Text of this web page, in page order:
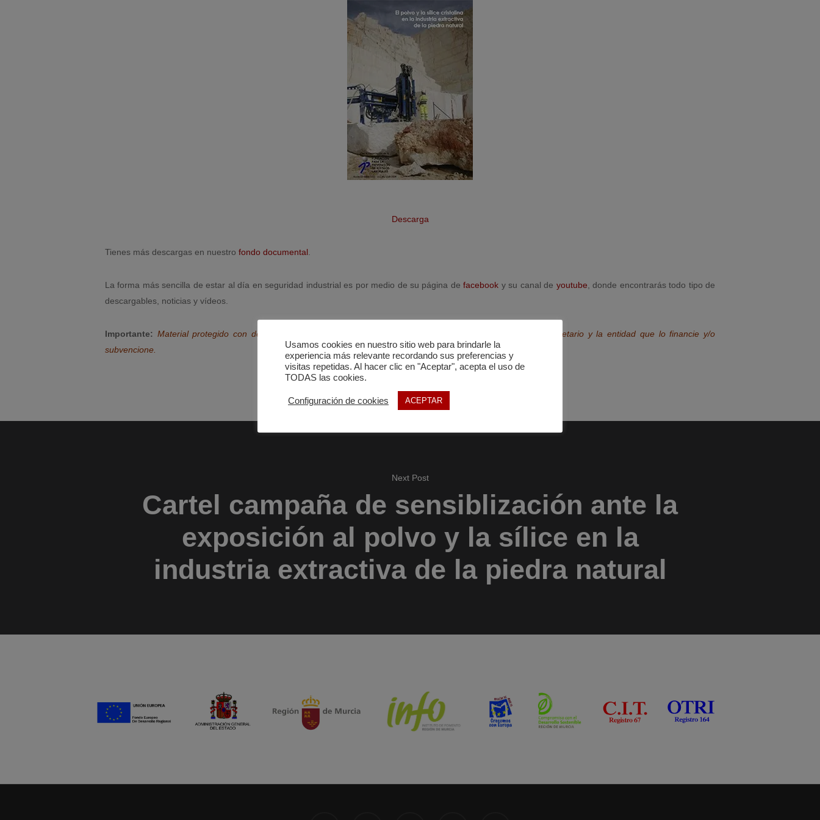
Descarga
Tienes más descargas en nuestro fondo documental
La forma más sencilla de estar al día en seguridad industrial es por medio de su página defacebook y su canal de youtube , donde encontrarás todo tipo de
descargables, noticias y vídeos.
Importante: Material protegido con derechos de autor. Cualquier uso deberá de respetar la autoría de su propietario y la entidad que lo financie y/o
subvencione.
Next Post
Cartel campaña de sensiblización ante la
exposición al polvo y la sílice en la
industria extractiva de la piedra natural
Usamos cookies en nuestro sitio web para brindarle la
experiencia más relevante recordando sus preferencias y
visitas repetidas. Al hacer clic en "Aceptar", acepta el uso de
TODAS las cookies.
Configuración de cookies ACEPTAR